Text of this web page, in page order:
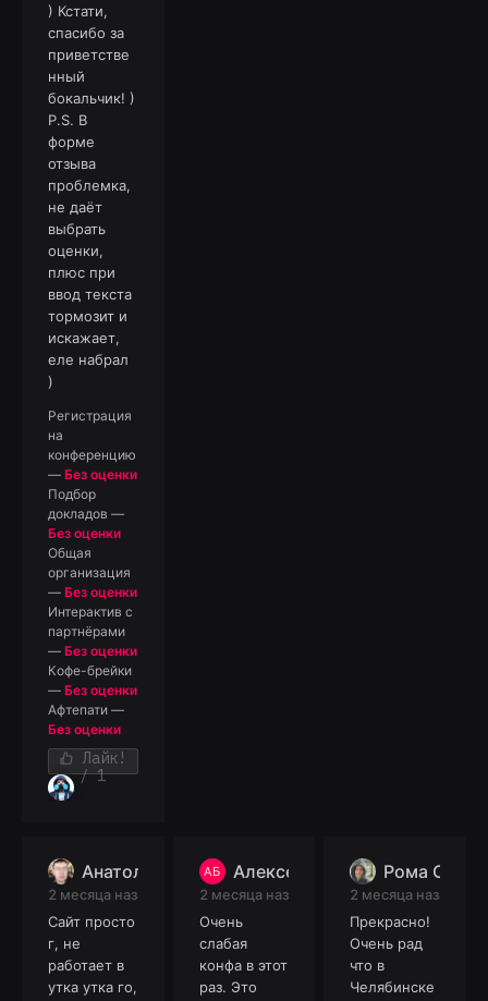
) Кстати,
спасибо за
приветстве
нный
бокальчик! )
P.S. В
форме
отзыва
проблемка,
не даёт
выбрать
оценки,
плюс при
ввод текста
тормозит и
искажает,
еле набрал
)
Регистрация
на
конференцию
— Без оценки
Подбор
докладов —
Без оценки
Общая
организация
— Без оценки
Интерактив с
партнёрами
— Без оценки
Кофе-брейки
— Без оценки
Афтепати —
Без оценки
Лайк!
/ 1
Анатолий Пирогов
2 месяца назад
Сайт просто
г, не
работает в
утка утка го,
АБ Алексей Белов
2 месяца назад
Очень
слабая
конфа в этот
раз. Это
Рома
2 месяца назад
Прекрасно!
Очень рад
что в
Челябинске